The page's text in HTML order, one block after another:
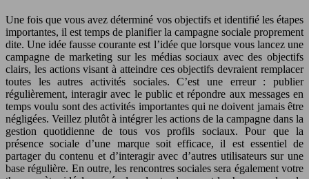
Une fois que vous avez déterminé vos objectifs et identifié les étapes
importantes, il est temps de planifier la campagne sociale proprement
dite. Une idée fausse courante est l’idée que lorsque vous lancez une
campagne de marketing sur les médias sociaux avec des objectifs
clairs, les actions visant à atteindre ces objectifs devraient remplacer
toutes les autres activités sociales. C’est une erreur : publier
régulièrement, interagir avec le public et répondre aux messages en
temps voulu sont des activités importantes qui ne doivent jamais être
négligées. Veillez plutôt à intégrer les actions de la campagne dans la
gestion quotidienne de tous vos profils sociaux. Pour que la
présence sociale d’une marque soit efficace, il est essentiel de
partager du contenu et d’interagir avec d’autres utilisateurs sur une
base régulière. En outre, les rencontres sociales sera également votre